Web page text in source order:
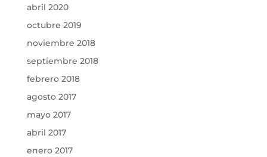
abril 2020
octubre 2019
noviembre 2018
septiembre 2018
febrero 2018
agosto 2017
mayo 2017
abril 2017
enero 2017